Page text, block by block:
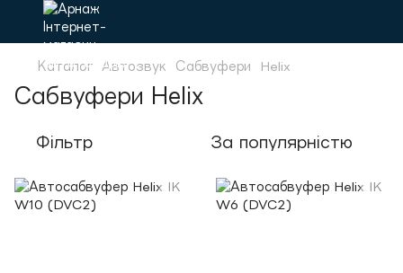
Каталог Автозвук Сабвуфери Helix
Сабвуфери Helix
Фільтр За популярністю